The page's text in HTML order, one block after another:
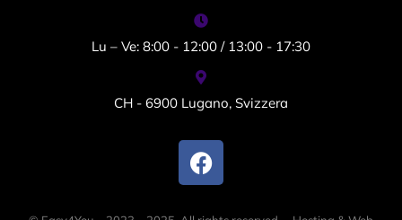
Lu – Ve: 8:00 - 12:00 / 13:00 - 17:30
CH - 6900 Lugano, Svizzera